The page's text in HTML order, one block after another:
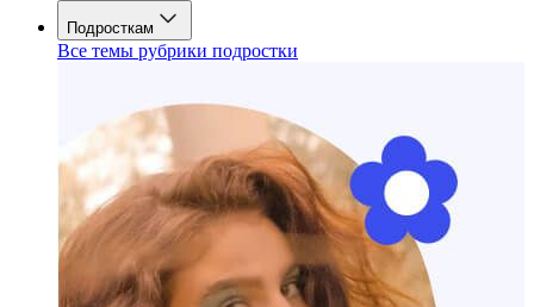
Подросткам
Все темы рубрики подростки